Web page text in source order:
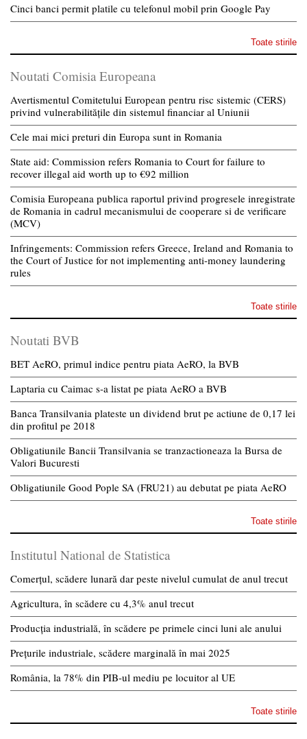
Cinci banci permit platile cu telefonul mobil prin Google Pay
Toate stirile
Noutati Comisia Europeana
Avertismentul Comitetului European pentru risc sistemic (CERS)
privind vulnerabilitățile din sistemul financiar al Uniunii
Cele mai mici preturi din Europa sunt in Romania
State aid: Commission refers Romania to Court for failure to
recover illegal aid worth up to €92 million
Comisia Europeana publica raportul privind progresele inregistrate
de Romania in cadrul mecanismului de cooperare si de verificare
(MCV)
Infringements: Commission refers Greece, Ireland and Romania to
the Court of Justice for not implementing anti-money laundering
rules
Toate stirile
Noutati BVB
BET AeRO, primul indice pentru piata AeRO, la BVB
Laptaria cu Caimac s-a listat pe piata AeRO a BVB
Banca Transilvania plateste un dividend brut pe actiune de 0,17 lei
din profitul pe 2018
Obligatiunile Bancii Transilvania se tranzactioneaza la Bursa de
Valori Bucuresti
Obligatiunile Good Pople SA (FRU21) au debutat pe piata AeRO
Toate stirile
Institutul National de Statistica
Comerțul, scădere lunară dar peste nivelul cumulat de anul trecut
Agricultura, în scădere cu 4,3% anul trecut
Producția industrială, în scădere pe primele cinci luni ale anului
Prețurile industriale, scădere marginală în mai 2025
România, la 78% din PIB-ul mediu pe locuitor al UE
Toate stirile